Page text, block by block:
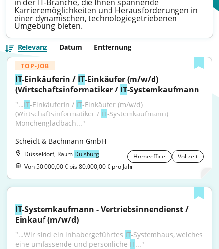
in der IT-Branche, die Ihnen spannende
Karrieremöglichkeiten und Herausforderungen in
einer dynamischen, technologiegetriebenen
Umgebung bieten.
Relevanz Datum Entfernung
TOP-JOB
IT-Einkäuferin / IT-Einkäufer (m/w/d)
(Wirtschaftsinformatiker / IT-Systemkaufmann
"...IT-Einkäuferin / IT-Einkäufer (m/w/d)
(Wirtschaftsinformatiker / IT-Systemkaufmann)
Mönchengladbach..."
Scheidt & Bachmann GmbH
Düsseldorf, Raum Duisburg Homeoffice
Vollzeit
Von 50.000,00 € bis 80.000,00 € pro Jahr
IT-Systemkaufmann - Vertriebsinnendienst /
Einkauf (m/w/d)
"...Wir sind ein inhabergeführtes IT-Systemhaus, welches
eine umfassende und persönliche IT..."